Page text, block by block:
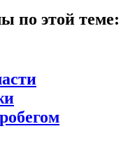
по этой теме: